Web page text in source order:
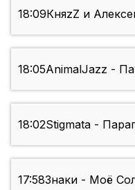
18:09КняzZ и
18:05AnimalJazz -
18:02Stigmata -
17:58Знаки - Моё